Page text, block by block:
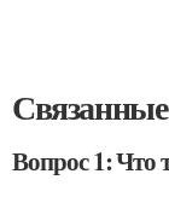
Вопрос 1: Что